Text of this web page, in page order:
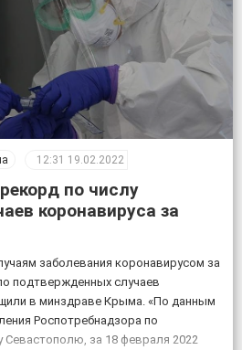
12:31 19.02.2022
по числу
коронавируса за
заболевания коронавирусом за
подтвержденных случаев
в минздраве Крыма. «По данным
Роспотребнадзора по
Севастополю, за 18 февраля 2022